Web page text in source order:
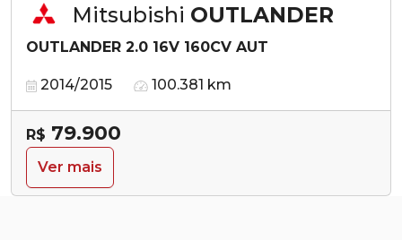
Mitsubishi OUTLANDER
OUTLANDER 2.0 16V 160CV AUT
2014/2015 100.381 km
R$ 79.900
Ver mais